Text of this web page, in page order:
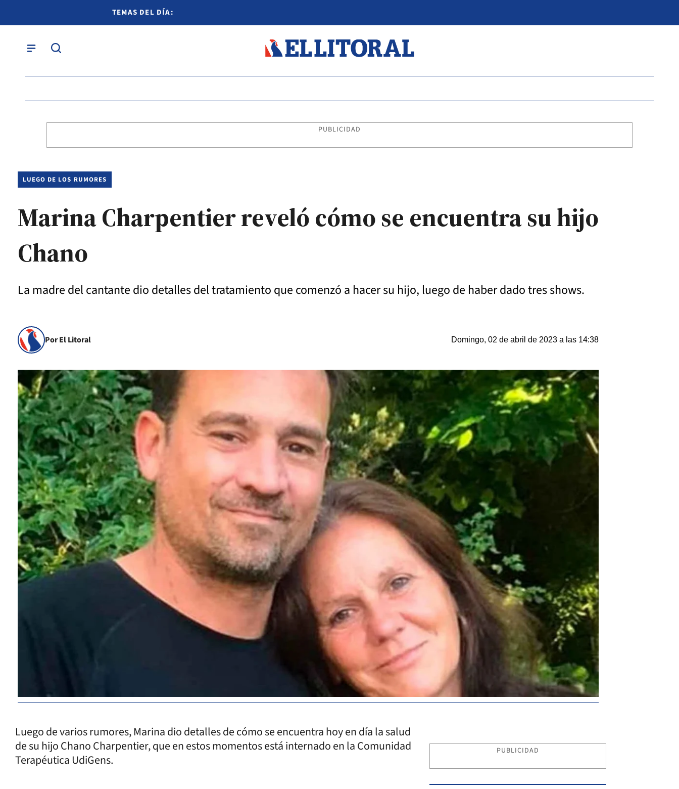
TEMAS DEL DÍA:
PUBLICIDAD
LUEGO DE LOS RUMORES
Marina Charpentier reveló cómo se encuentra su hijo
Chano
La madre del cantante dio detalles del tratamiento que comenzó a hacer su hijo, luego de haber dado tres shows.
Por El Litoral Domingo, 02 de abril de 2023 a las 14:38
Luego de varios rumores, Marina dio detalles de cómo se encuentra hoy en día la salud
de su hijo Chano Charpentier, que en estos momentos está internado en la Comunidad
Terapéutica UdiGens.
PUBLICIDAD